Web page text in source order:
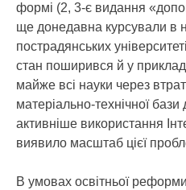
формі (2, 3-є видання
ще донедавна курсували в
пострадянських
стан поширився й у
майже всі науки через
матеріально-технічної
активніше використання
виявило масштаб цієї
В умовах освітньої